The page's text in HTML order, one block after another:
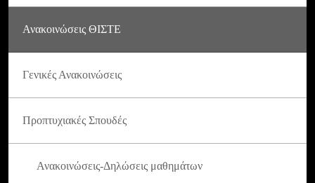
Ανακοινώσεις ΘΙΣΤΕ
Γενικές Ανακοινώσεις
Προπτυχιακές Σπουδές
Ανακοινώσεις-Δηλώσεις μαθημάτων